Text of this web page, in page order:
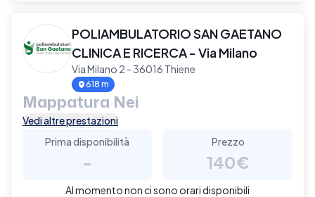
POLIAMBULATORIO SAN GAETANO
CLINICA E RICERCA - Via Milano
Via Milano 2 - 36016 Thiene
618 m
Mappatura Nei
Vedi altre prestazioni
Prima disponibilità
-
Prezzo
140€
Al momento non ci sono orari disponibili